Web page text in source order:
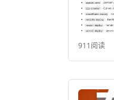
911阅读